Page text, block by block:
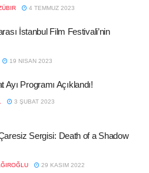
4 TEMMUZ 2023
İstanbul Film Festivali’nin
19 NISAN 2023
Ayı Programı Açıklandı!
3 ŞUBAT 2023
Sergisi: Death of a Shadow
29 KASIM 2022